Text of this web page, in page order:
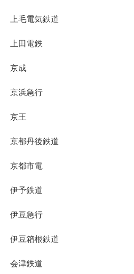
上毛電気鉄道
上田電鉄
京成
京浜急行
京王
京都丹後鉄道
京都市電
伊予鉄道
伊豆急行
伊豆箱根鉄道
会津鉄道